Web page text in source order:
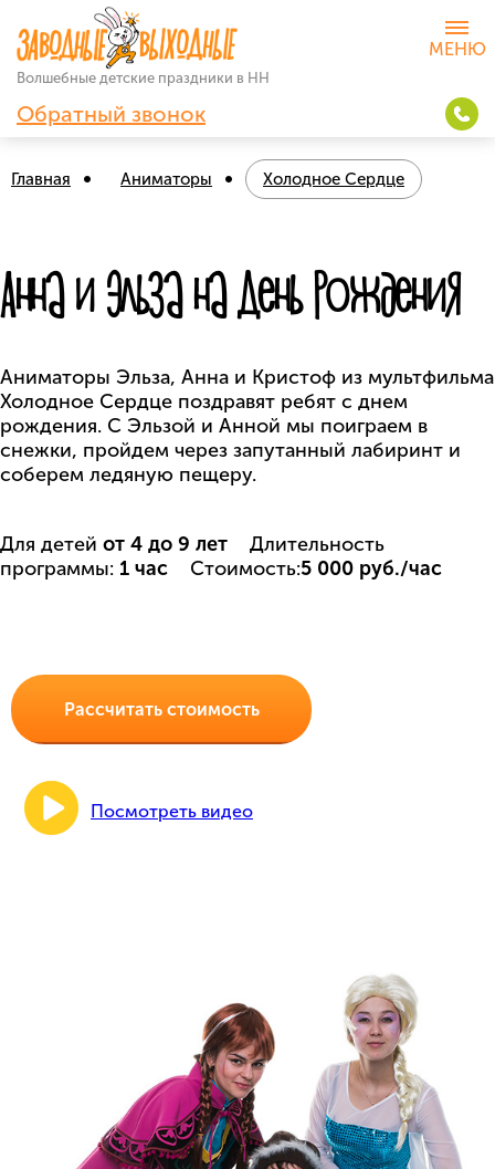
Волшебные детские праздники в НН
Обратный звонок
Главная Аниматоры Холодное Сердце
Анна и Эльза на День Рождения
Аниматоры Эльза, Анна и Кристоф из мультфильма
Холодное Сердце поздравят ребят с днем
рождения. C Эльзой и Анной мы поиграем в
снежки, пройдем через запутанный лабиринт и
соберем ледяную пещеру.
Для детей от 4 до 9 лет Длительность
программы: 1 час Стоимость:5 000 руб./час
Рассчитать стоимость
Посмотреть видео